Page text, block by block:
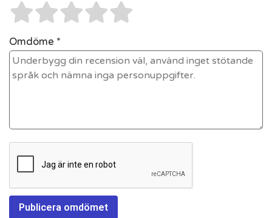
Omdöme *